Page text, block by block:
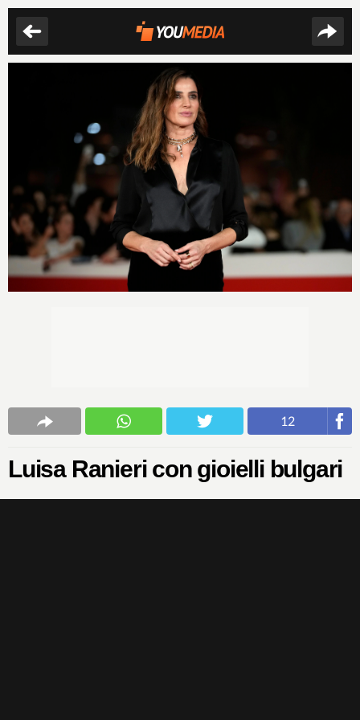
12
Luisa Ranieri con gioielli bulgari